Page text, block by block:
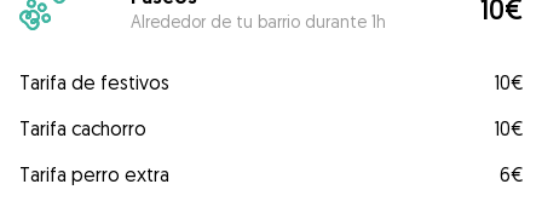
Alrededor de tu barrio durante 1h 10€
Tarifa de festivos
10€
Tarifa cachorro
10€
Tarifa perro extra
6€